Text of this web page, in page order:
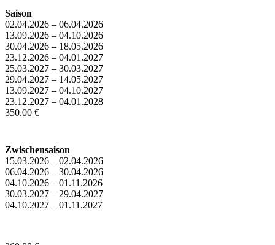
Saison
02.04.2026 – 06.04.2026
13.09.2026 – 04.10.2026
30.04.2026 – 18.05.2026
23.12.2026 – 04.01.2027
25.03.2027 – 30.03.2027
29.04.2027 – 14.05.2027
13.09.2027 – 04.10.2027
23.12.2027 – 04.01.2028
350.00 €
Zwischensaison
15.03.2026 – 02.04.2026
06.04.2026 – 30.04.2026
04.10.2026 – 01.11.2026
30.03.2027 – 29.04.2027
04.10.2027 – 01.11.2027